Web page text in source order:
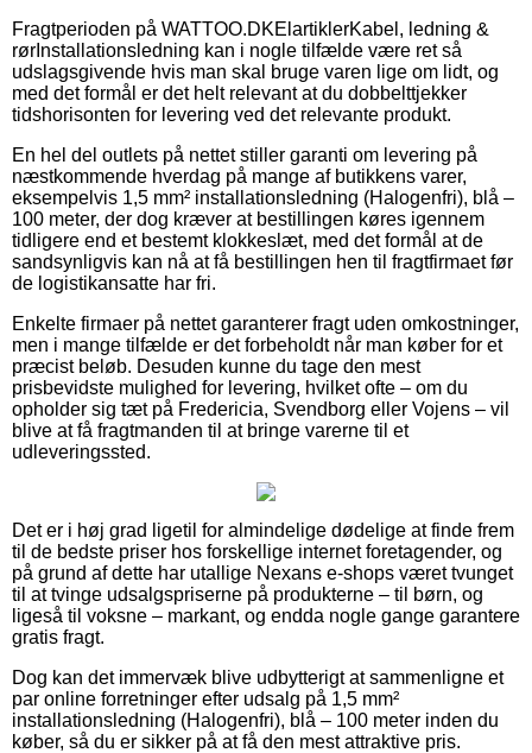
Fragtperioden på WATTOO.DKElartiklerKabel, ledning &
rørInstallationsledning kan i nogle tilfælde være ret så
udslagsgivende hvis man skal bruge varen lige om lidt, og
med det formål er det helt relevant at du dobbelttjekker
tidshorisonten for levering ved det relevante produkt.
En hel del outlets på nettet stiller garanti om levering på
næstkommende hverdag på mange af butikkens varer,
eksempelvis 1,5 mm² installationsledning (Halogenfri), blå –
100 meter, der dog kræver at bestillingen køres igennem
tidligere end et bestemt klokkeslæt, med det formål at de
sandsynligvis kan nå at få bestillingen hen til fragtfirmaet før
de logistikansatte har fri.
Enkelte firmaer på nettet garanterer fragt uden omkostninger,
men i mange tilfælde er det forbeholdt når man køber for et
præcist beløb. Desuden kunne du tage den mest
prisbevidste mulighed for levering, hvilket ofte – om du
opholder sig tæt på Fredericia, Svendborg eller Vojens – vil
blive at få fragtmanden til at bringe varerne til et
udleveringssted.
Det er i høj grad ligetil for almindelige dødelige at finde frem
til de bedste priser hos forskellige internet foretagender, og
på grund af dette har utallige Nexans e-shops været tvunget
til at tvinge udsalgspriserne på produkterne – til børn, og
ligeså til voksne – markant, og endda nogle gange garantere
gratis fragt.
Dog kan det immervæk blive udbytterigt at sammenligne et
par online forretninger efter udsalg på 1,5 mm²
installationsledning (Halogenfri), blå – 100 meter inden du
køber, så du er sikker på at få den mest attraktive pris.